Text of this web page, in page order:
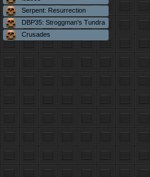
Serpent: Resurrection
DBP35: Stroggman's Tundra
Crusades